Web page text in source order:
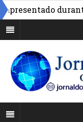
durante